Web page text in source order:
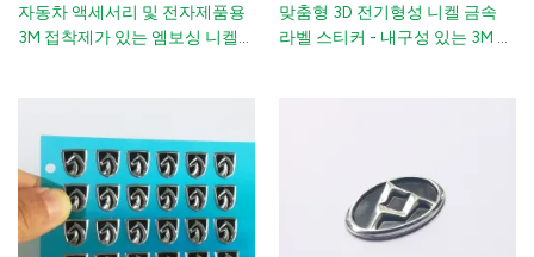
자동차 액세서리 및 전자제품용
3M 접착제가 있는 엠보싱 니켈
맞춤형 3D 전기형성 니켈 금속
라벨 스티커 - 내구성 있는 3M 접